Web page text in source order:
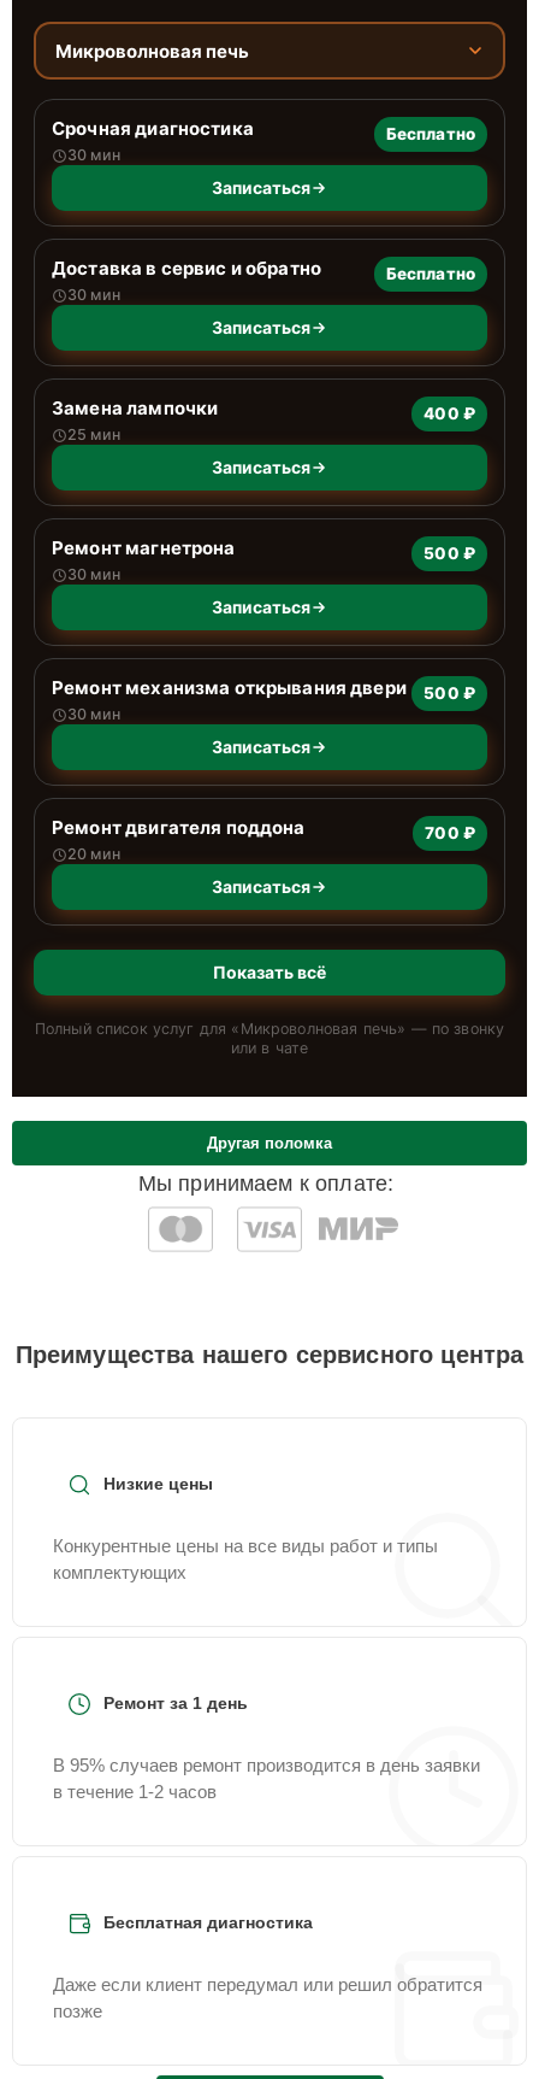
Микроволновая печь
Срочная диагностика
30 мин
Бесплатно
Записаться
Доставка в сервис и обратно
30 мин
Бесплатно
Записаться
Замена лампочки
25 мин
400 ₽
Записаться
Ремонт магнетрона
30 мин
500 ₽
Записаться
Ремонт механизма открывания двери
30 мин
500 ₽
Записаться
Ремонт двигателя поддона
20 мин
700 ₽
Записаться
Показать всё
Полный список услуг для « Микроволновая печь» — по звонку
или в чате
Мы принимаем к оплате:
Другая поломка
Преимущества нашего сервисного центра
Низкие цены
Конкурентные цены на все виды работ и типы
комплектующих
Ремонт за 1 день
В 95% случаев ремонт производится в день заявки
в течение 1-2 часов
Бесплатная диагностика
Даже если клиент передумал или решил обратится
позже